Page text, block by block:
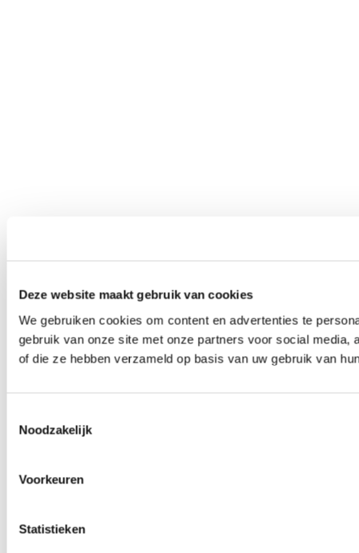
Deze website maakt gebruik van cookies
We gebruiken cookies om content en advertenties te
gebruik van onze site met onze partners voor social
of die ze hebben verzameld op basis van uw gebruik van
Noodzakelijk
Voorkeuren
Statistieken